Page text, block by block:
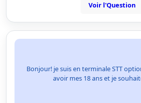
Voir l'Question
Bonjour! je suis en terminale STT
avoir mes 18 ans et je